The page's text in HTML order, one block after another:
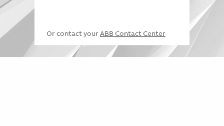
Or contact your ABB Contact Center